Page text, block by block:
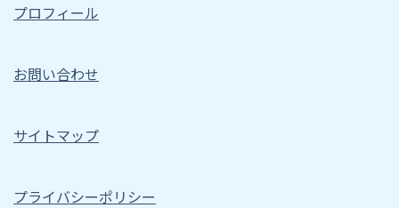
プロフィール
お問い合わせ
サイトマップ
プライバシーポリシー